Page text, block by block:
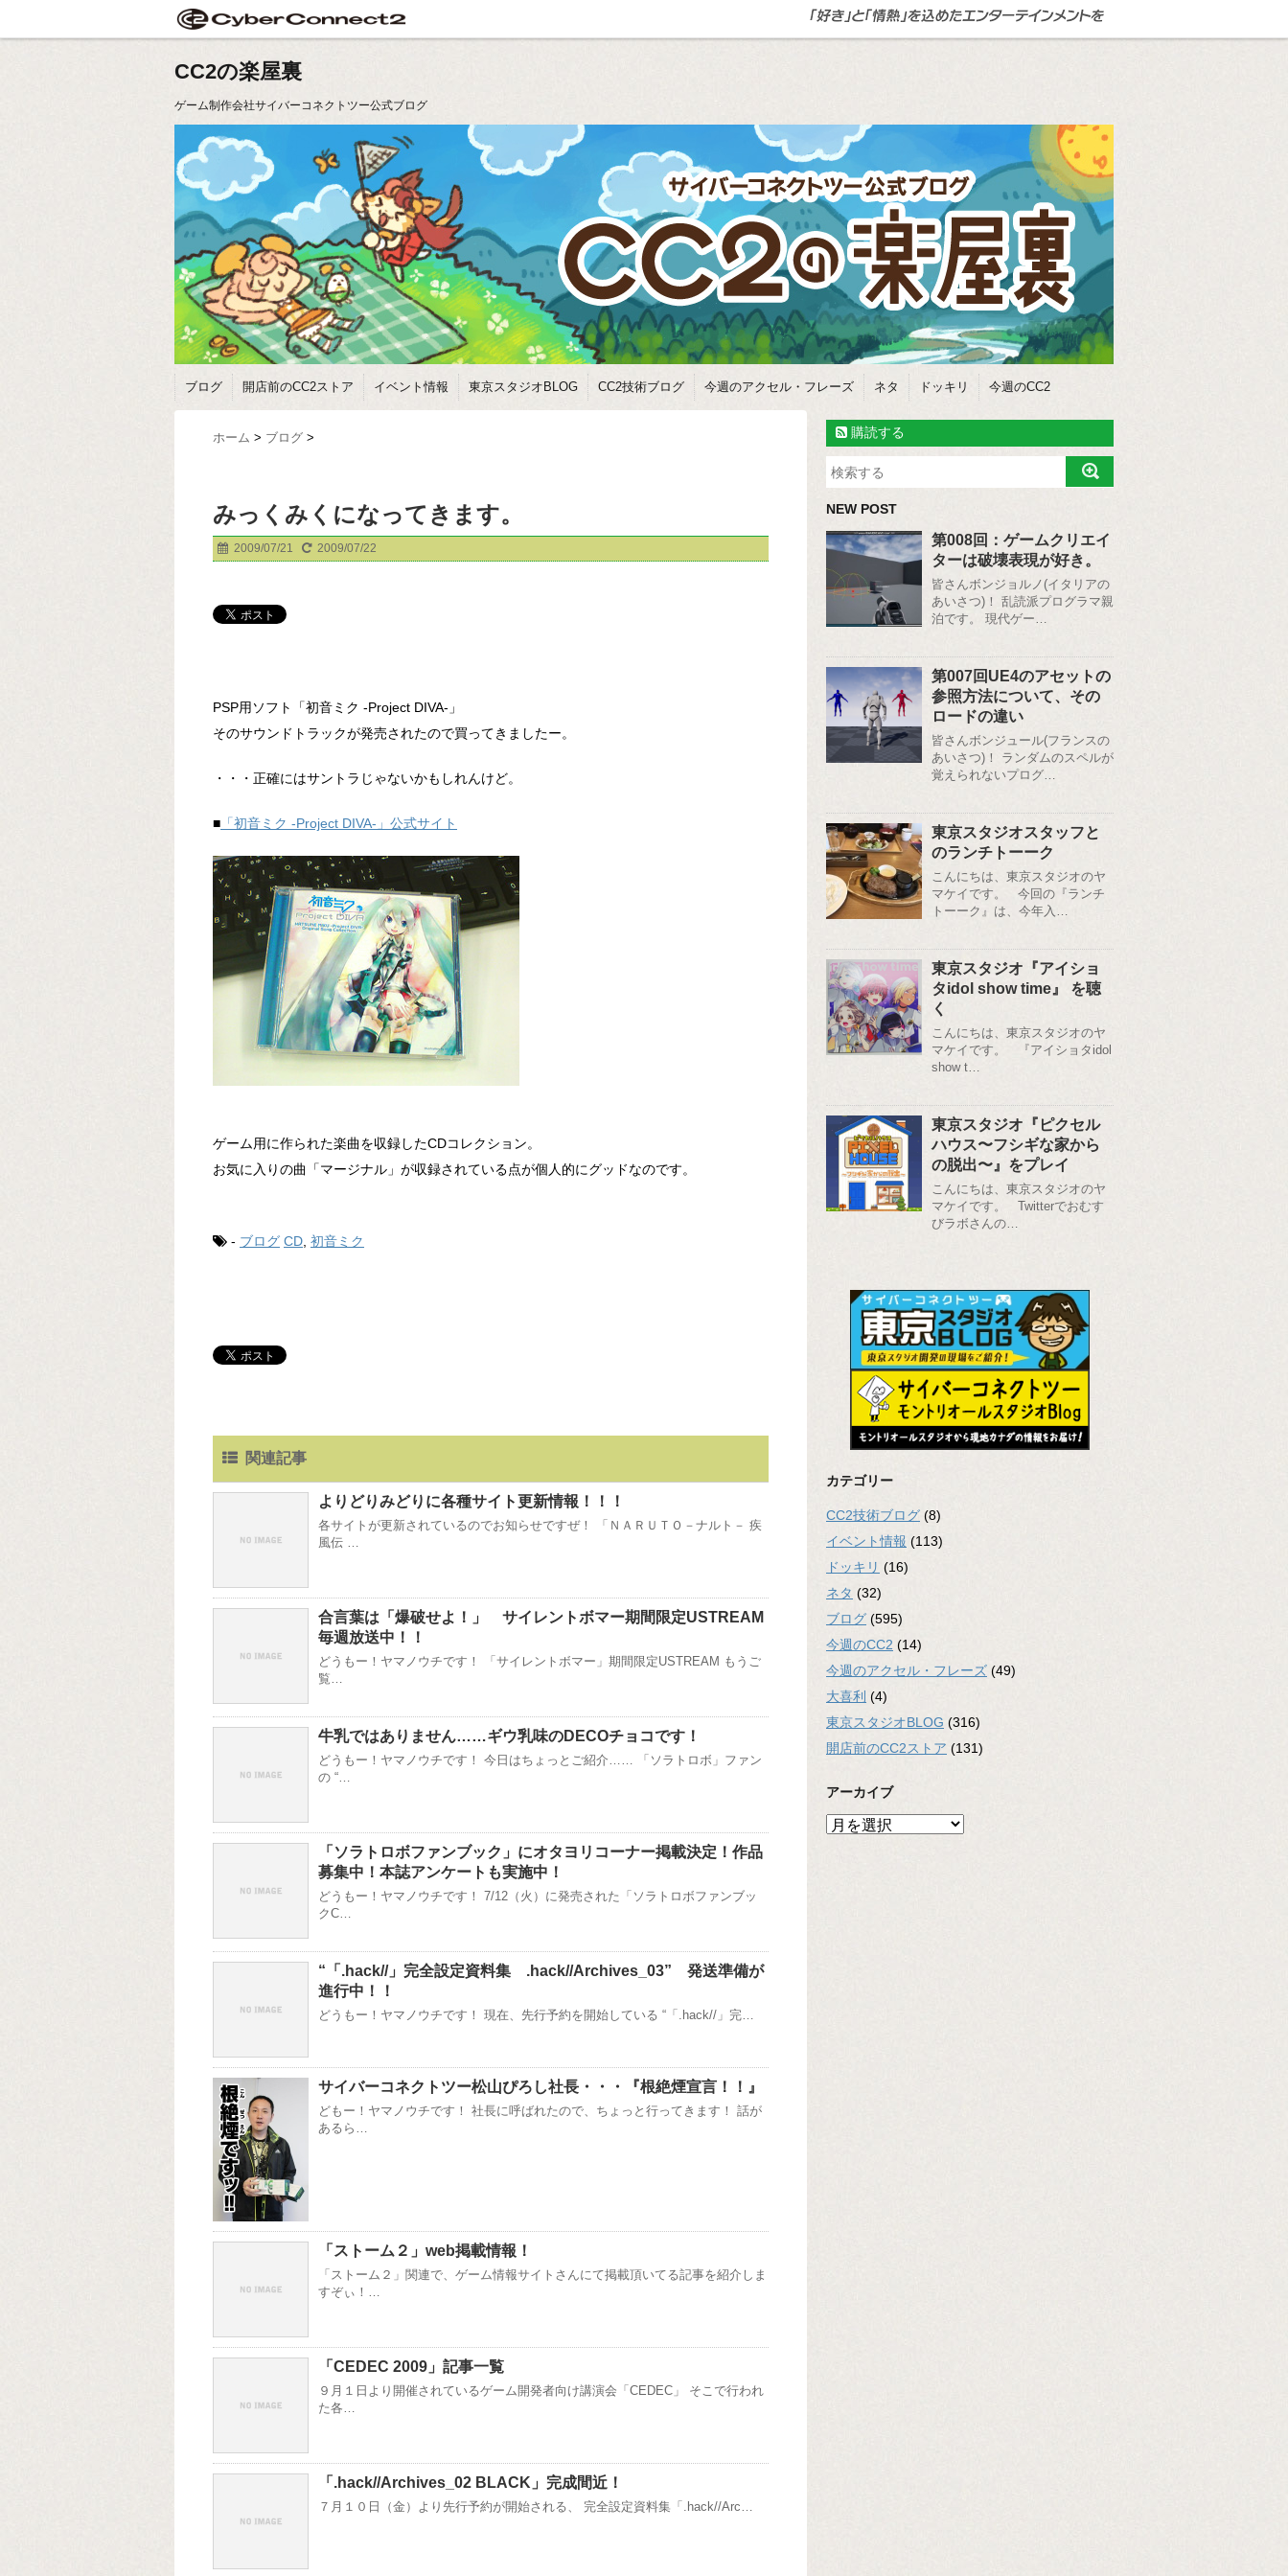
CC2の楽屋裏
ゲーム制作会社サイバーコネクトツー公式ブログ
ブログ 開店前のCC2ストア イベント情報 東京スタジオBLOG CC2技術ブログ 今週のアクセル・フレーズ ネタ ドッキリ 今週のCC2
ホーム > ブログ >
みっくみくになってきます。
2009/07/21 2009/07/22
PSP用ソフト「初音ミク -Project DIVA-」
そのサウンドトラックが発売されたので買ってきましたー。
・・・正確にはサントラじゃないかもしれんけど。
■ 「初音ミク -Project DIVA-」公式サイト
ゲーム用に作られた楽曲を収録したCDコレクション。
お気に入りの曲「マージナル」が収録されている点が個人的にグッドなのです。
- ブログ CD 初音ミク
関連記事
よりどりみどりに各種サイト更新情報！！！
各サイトが更新されているのでお知らせですぜ！ 「ＮＡＲＵＴＯ－ナルト－ 疾
風伝 …
合言葉は「爆破せよ！」 サイレントボマー期間限定USTREAM
毎週放送中！！
どうもー！ヤマノウチです！ 「サイレントボマー」期間限定USTREAM もうご
覧…
牛乳ではありません……ギウ乳味のDECOチョコです！
どうもー！ヤマノウチです！ 今日はちょっとご紹介…… 「ソラトロボ」ファン
の “…
「ソラトロボファンブック」にオタヨリコーナー掲載決定！作品
募集中！本誌アンケートも実施中！
どうもー！ヤマノウチです！ 7/12（火）に発売された「ソラトロボファンブッ
クC…
“「.hack//」完全設定資料集 .hack//Archives_03” 発送準備が
進行中！！
どうもー！ヤマノウチです！ 現在、先行予約を開始している “「.hack//」完…
サイバーコネクトツー松山ぴろし社長・・・『根絶煙宣言！！』
どもー！ヤマノウチです！ 社長に呼ばれたので、ちょっと行ってきます！ 話が
あるら…
「ストーム２」web掲載情報！
「ストーム２」関連で、ゲーム情報サイトさんにて掲載頂いてる記事を紹介しま
すぞぃ！…
「CEDEC 2009」記事一覧
９月１日より開催されているゲーム開発者向け講演会「CEDEC」 そこで行われ
た各…
「.hack//Archives_02 BLACK」完成間近！
７月１０日（金）より先行予約が開始される、 完全設定資料集「.hack//Arc…
購読する
NEW POST
第008回：ゲームクリエイ
ターは破壊表現が好き。
皆さんボンジョルノ(イタリアの
あいさつ)！ 乱読派プログラマ親
泊です。 現代ゲー…
第007回UE4のアセットの
参照方法について、その
ロードの違い
皆さんボンジュール(フランスの
あいさつ)！ ランダムのスペルが
覚えられないプログ…
東京スタジオスタッフと
のランチトーーク
こんにちは、東京スタジオのヤ
マケイです。 今回の『ランチ
トーーク』は、今年入…
東京スタジオ『アイショ
タidol show time』 を聴
く
こんにちは、東京スタジオのヤ
マケイです。 『アイショタidol
show t…
東京スタジオ『ピクセル
ハウス〜フシギな家から
の脱出〜』をプレイ
こんにちは、東京スタジオのヤ
マケイです。 Twitterでおむす
びラボさんの…
カテゴリー
CC2技術ブログ (8)
イベント情報 (113)
ドッキリ (16)
ネタ (32)
ブログ (595)
今週のCC2 (14)
今週のアクセル・フレーズ (49)
大喜利 (4)
東京スタジオBLOG (316)
開店前のCC2ストア (131)
アーカイブ
ア